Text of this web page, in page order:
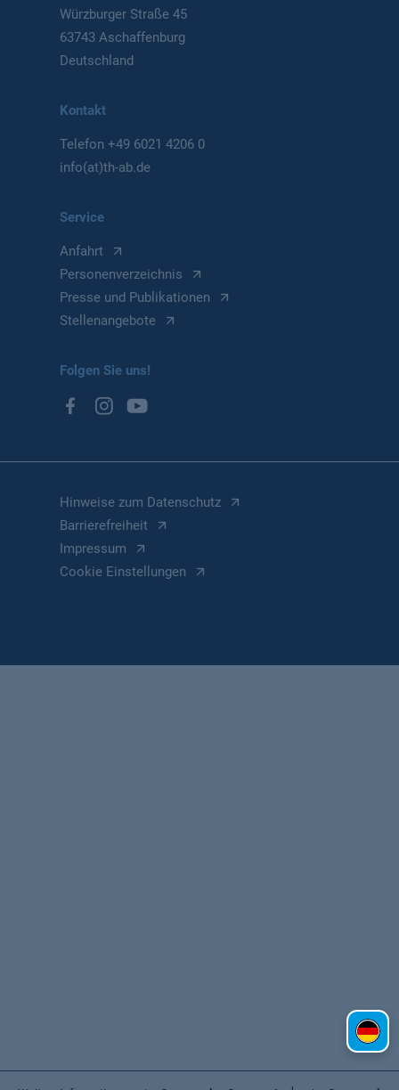
Würzburger Straße 45
63743 Aschaffenburg
Deutschland
Kontakt
Telefon+49 6021 4206 0
info(at)th-ab.de
Service
Anfahrt
Personenverzeichnis
Presse und Publikationen
Stellenangebote
Folgen Sie uns!
Hinweise zum Datenschutz
Barrierefreiheit
Impressum
Cookie Einstellungen